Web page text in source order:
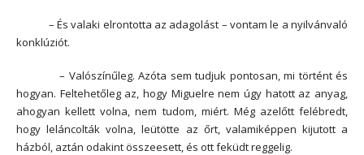
– És valaki elrontotta az adagolást – vontam le a nyilvánvaló
konklúziót.
– Valószínűleg. Azóta sem tudjuk pontosan, mi történt és
hogyan. Feltehetőleg az, hogy Miguelre nem úgy hatott az anyag,
ahogyan kellett volna, nem tudom, miért. Még azelőtt felébredt,
hogy leláncolták volna, leütötte az őrt, valamiképpen kijutott a
házból, aztán odakint összeesett, és ott feküdt reggelig.